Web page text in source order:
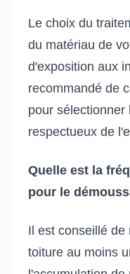
Le choix du
du matériau de
d'exposition aux
recommandé de
pour
respectueux de
Quelle est la
pour le
Il est conseillé
toiture au moins